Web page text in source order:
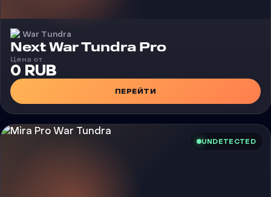
War Tundra
Чит
Next War Tundra Pro
Цена от
0 RUB
ПЕРЕЙТИ
UNDETECTED